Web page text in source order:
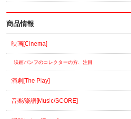
商品情報
映画[Cinema]
映画パンフのコレクターの方、注目
演劇[The Play]
音楽/楽譜[Music/SCORE]